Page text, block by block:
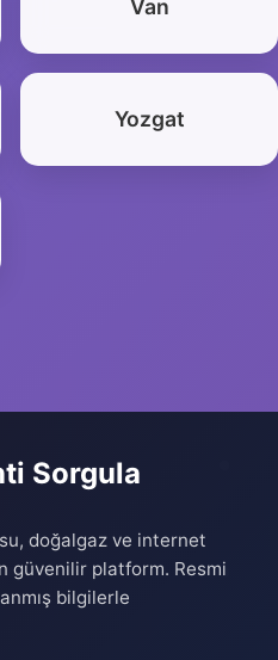
Van
Yozgat
Sorgula
doğalgaz ve internet
güvenilir platform. Resmi
bilgilerle